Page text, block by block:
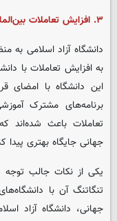
۳. افزایش تعاملات بین‌المللی
دانشگاه آزاد اسلامی به
به افزایش تعاملات با
این دانشگاه با امضای
برنامه‌های مشترک
تعاملات باعث شده‌اند
جهانی جایگاه بهتری پیدا
یکی از نکات جالب توجه
تنگاتنگ آن با
جهانی، دانشگاه آزاد